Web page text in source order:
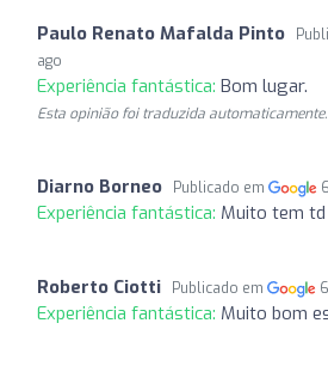
Paulo Renato Mafalda Pinto
ago
Experiência fantástica: Bom lugar.
Esta opinião foi traduzida
Diarno Borneo Publicado em
Experiência fantástica: Muito tem td
Roberto Ciotti Publicado em
Experiência fantástica: Muito bom